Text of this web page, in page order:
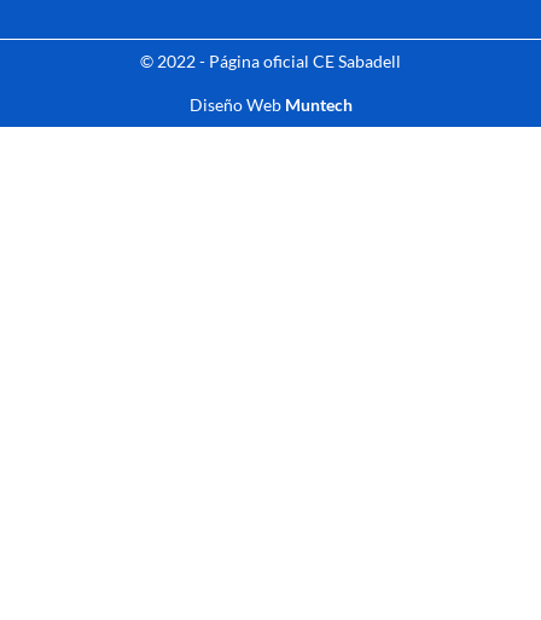
© 2022 - Página oficial CE Sabadell
Diseño Web Muntech